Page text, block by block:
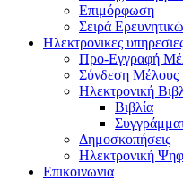
Επιμόρφωση
Σειρά
Ηλεκτρονικες
Προ-Εγγραφή
Σύνδεση Μέλους
Ηλεκτρονική
Βιβλία
Δημοσκοπήσεις
Ηλεκτρονική
Επικοινωνια